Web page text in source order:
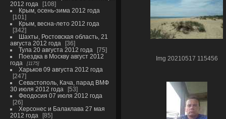
2012 года
108
Крым, осень-зима 2012 года
101
Крым, весна-лето 2012 года
342
Шахты, Ростовская область, 21
августа 2012 года
36
Тула 20 августа 2012 года
75
Поездка в Москву август 2012
года
1175
Харьков 09 августа 2012 года
247
Севастополь, Кача, парад ВМФ
30 июля 2012 года
53
Феодосия 07 июля 2012 года
26
Херсонес и Балаклава 27 мая
2012 года
85
Img 20210517 115456